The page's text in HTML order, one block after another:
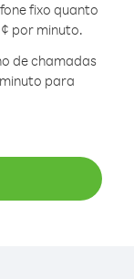
fixo quanto
por minuto.
de chamadas
para